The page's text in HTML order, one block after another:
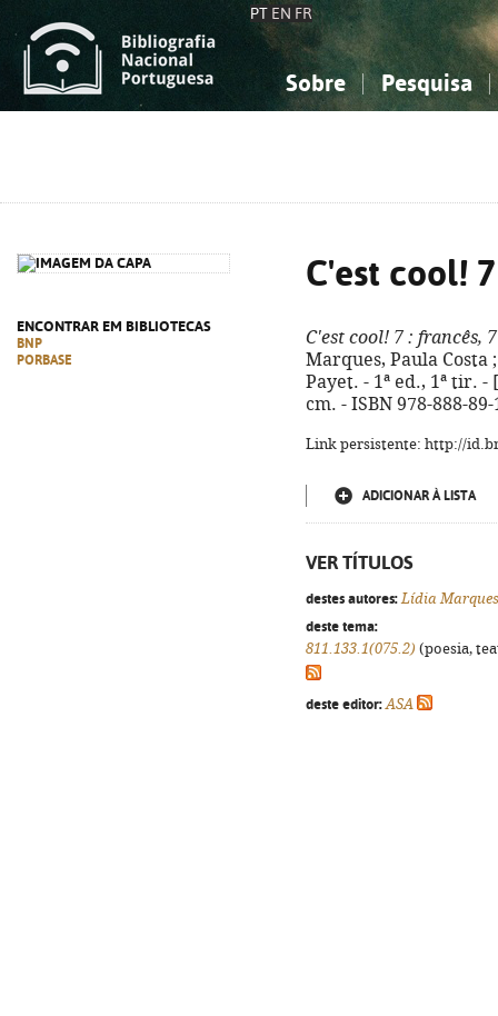
PT EN FR
Sobre Pesquisa
ENCONTRAR EM BIBLIOTECAS
BNP
PORBASE
C'est cool! 7
C'est cool! 7: francês,
Marques, Paula
Payet. - 1ª ed., 1ª tir. -
cm. - ISBN 978-888-
Link persistente: http://
ADICIONAR À LISTA
VER TÍTULOS
destes autores: Lídia Marques
deste tema:
811.133.1(075.2) (poesia,
deste editor: ASA